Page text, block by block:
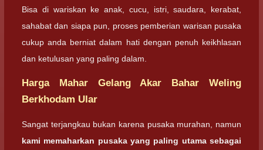
Bisa di wariskan ke anak, cucu, istri, saudara, kerabat,
sahabat dan siapa pun, proses pemberian warisan pusaka
cukup anda berniat dalam hati dengan penuh keikhlasan
dan ketulusan yang paling dalam.
Harga Mahar Gelang Akar Bahar Weling
Berkhodam Ular
Sangat terjangkau bukan karena pusaka murahan, namun
kami memaharkan pusaka yang paling utama sebagai